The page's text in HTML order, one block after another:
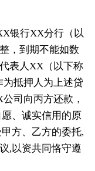
银行XX分行（以
，到期不能如数
表人XX（以下称
抵押人为上述贷
司向丙方还款，
、诚实信用的原
方、乙方的委托,
,以资共同恪守遵